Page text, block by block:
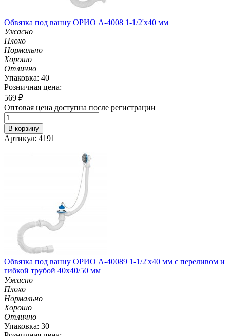
Обвязка под ванну ОРИО А-4008 1-1/2'х40 мм
Ужасно
Плохо
Нормально
Хорошо
Отлично
Упаковка: 40
Розничная цена:
569 ₽
Оптовая цена доступна после регистрации
В корзину
Артикул: 4191
Обвязка под ванну ОРИО А-40089 1-1/2'х40 мм с переливом и
гибкой трубой 40х40/50 мм
Ужасно
Плохо
Нормально
Хорошо
Отлично
Упаковка: 30